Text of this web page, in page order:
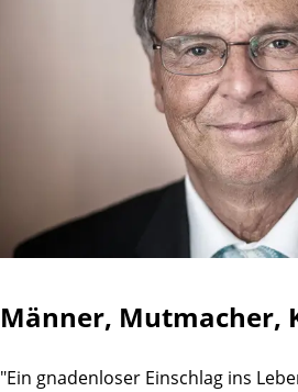
Männer, Mutmacher,
"Ein gnadenloser Einschlag ins